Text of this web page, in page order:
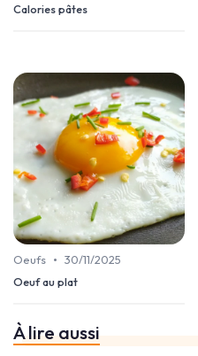
Calories pâtes
Oeufs • 30/11/2025
Oeuf au plat
À lire aussi